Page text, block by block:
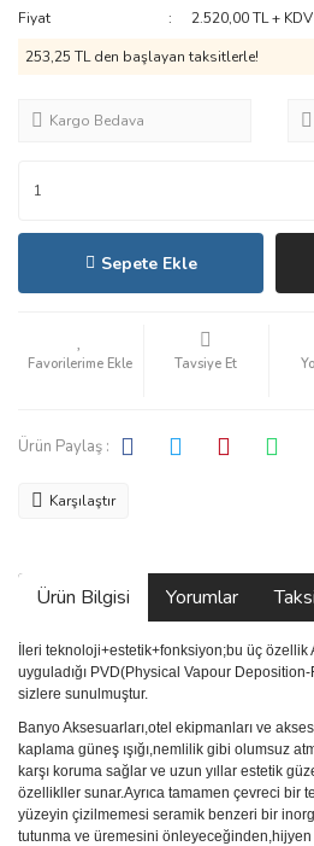
Fiyat
2.520,00 TL + KDV
253,25 TL den başlayan taksitlerle!
Kargo Bedava
Sepete Ekle
Tavsiye Et
Ürün Paylaş :
Karşılaştır
Ürün Bilgisi Yorumlar
İleri teknoloji+estetik+fonksiyon;bu üç özellik
uyguladığı PVD(Physical Vapour
sizlere sunulmuştur.
Banyo Aksesuarları,otel ekipmanları ve
kaplama güneş ışığı,nemlilik gibi olumsuz
karşı koruma sağlar ve uzun yıllar estetik
özellikller sunar.Ayrıca tamamen çevreci bir
yüzeyin çizilmemesi seramik benzeri bir
tutunma ve üremesini önleyeceğinden,hijyen